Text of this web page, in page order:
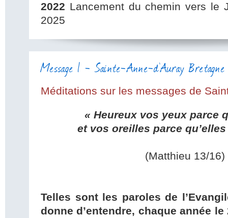
2022 Lancement du chemin vers le
2025
Message 1 - Sainte-Anne-d'Auray
Méditations sur les messages de
« Heureux vos yeux parce
et vos oreilles parce
(Matthieu 13/16)
Telles sont les paroles de
donne d’entendre, chaque année